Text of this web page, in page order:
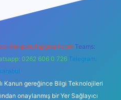
Teams:
0262 606 0 726 Telegram:
Kanun gereğince Bilgi Teknolojileri
onaylanmış bir Yer Sağlayıcı